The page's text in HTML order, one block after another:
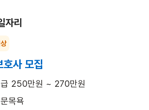
자리
사 모집
250만원 ~ 270만원
목욕